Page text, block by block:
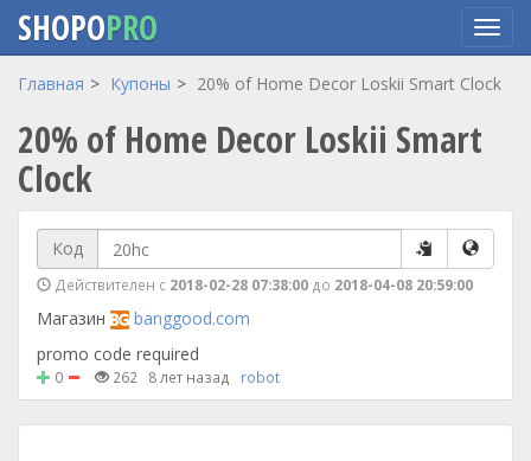
Перейти
основному
содержанию
SHOPOPRO
Главная Купоны 20% of Home Decor Loskii Smart Clock
20% of Home Decor Loskii Smart
Clock
Код
Действителен с 2018-02-28 07:38:00 до 2018-04-08 20:59:00
Магазин
banggood.com
promo code required
0 262 8 лет назад robot